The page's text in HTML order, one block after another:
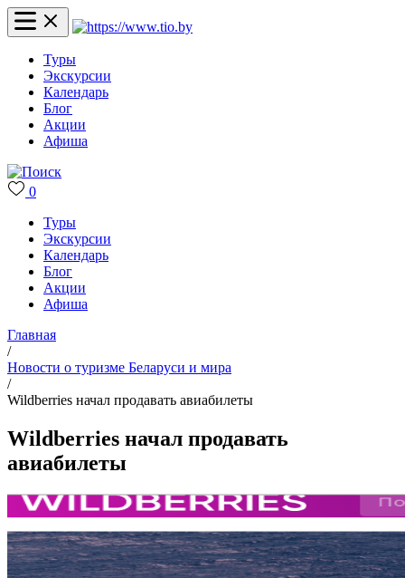
Туры
Экскурсии
Календарь
Блог
Акции
Афиша
0
Туры
Экскурсии
Календарь
Блог
Акции
Афиша
Главная
/
Новости о туризме Беларуси и мира
/
Wildberries начал продавать авиабилеты
Wildberries начал продавать
авиабилеты